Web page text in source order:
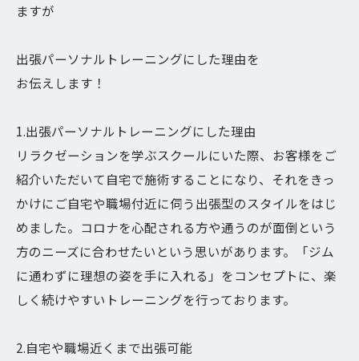
ますが
出張パーソナルトレーニングにした理由を
お伝えします！
1.出張パーソナルトレーニングにした理由
リラクゼーションを学ぶスクールにいた際、お客様をご
紹介いただいて自宅で施術することになり、それをきっ
かけにご自宅や職場付近に伺う出張型のスタイルをはじ
めました。コロナを心配される方や通うのが面倒という
方のニーズに合わせたいという思いがあります。「ジム
に通わずに理想の姿を手に入れる」をコンセプトに、楽
しく続けやすいトレーニングを行っております。
2.自宅や職場近くまで出張可能